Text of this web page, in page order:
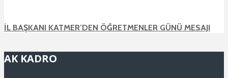
İL BAŞKANI KATMER’DEN ÖĞRETMENLER GÜNÜ MESAJI
AK KADRO